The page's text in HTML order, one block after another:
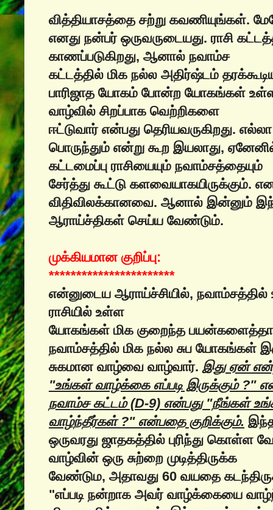
வித்தியாசத்தை சற்று கவணியுங்கள்.
எனது நன்பர் ஒருவருடையது. ராசி
காணப்படுகிறது, ஆனால் நவாம்ச
கட்டத்தில் மிக நல்ல அதிர்ஷ்டம்
பாரிஜாத யோகம் போன்ற யோகங்கள்
வாழ்வில் சிறப்பாக வெற்றிகளை
ஈட்டுவார் என்பது தெரியவருகிறது.
பொருந்தும் என்று கூற இயலாது,
கட்டமைப்பு ராசியையும் நவாம்சத்தையும்
சேர்த்து கூட்டு களவையாகயிருக்கும்.
விதிவிலக்கானவை. ஆனால் இன்னும்
ஆராய்ச்திகள் செய்ய வேண்டும்.
முக்கியமான குறிப்பு:
***********************
என்னுடைய ஆராய்ச்சியில்,
ராசியில் உள்ள
யோகங்கள் மிக குறைந்த பயன்களைத்தான்
நவாம்சத்தில் மிக நல்ல சுப யோகங்கள்
சுகமான வாழ்வை வாழ்வார். இது ஏன்
"உங்கள் வாழ்க்கை எப்படி இருக்கும் ?"
நவாம்ச கட்டம் (D-9) என்பது "நீங்கள்
வாழ்ந்தீர்கள் ?" என்பதை குறிக்கும்.
ஒருவரது ஜாதகத்தில் புரிந்து கொள்ள
வாழ்வின் ஒரு சுற்றை முடித்திருக்க
வேண்டும, அதாவது 60 வயதை
"எப்படி நன்றாக‌ அவர் வாழ்க்கையை